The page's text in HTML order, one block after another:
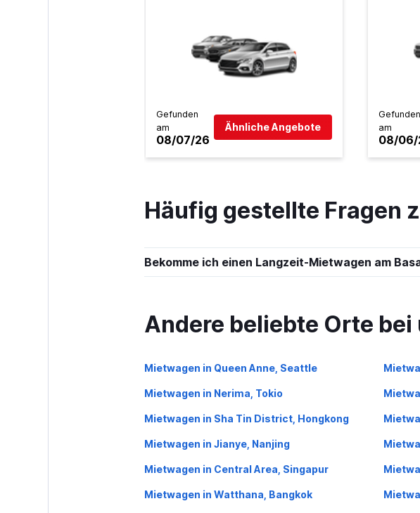
Eco Rent
Gefunden
am
08/07/26
Ähnliche Angebote
Gefunden
am
08/06/
Häufig gestellte Fragen
Bekomme ich einen Langzeit-Mietwagen am
Andere beliebte Orte
Mietwagen in Queen Anne, Seattle
Mietwagen in Nerima, Tokio
Mietwagen in Sha Tin District, Hongkong
Mietwagen in Jianye, Nanjing
Mietwagen in Central Area, Singapur
Mietwagen in Watthana, Bangkok